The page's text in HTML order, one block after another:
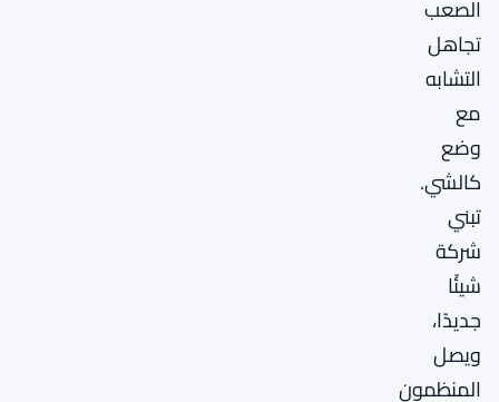
الصعب
تجاهل
التشابه
مع
وضع
كالشي.
تبني
شركة
شيئًا
جديدًا،
ويصل
المنظمون